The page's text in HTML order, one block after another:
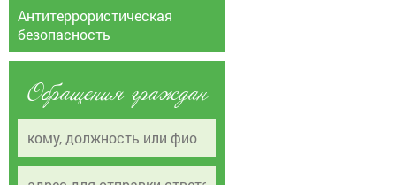
Антитеррористическая
безопасность
Обращения граждан